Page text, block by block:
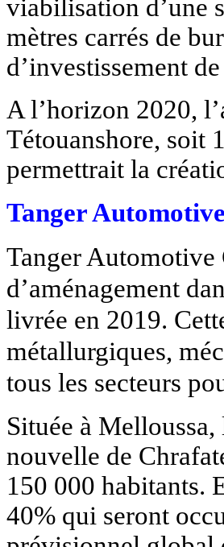
viabilisation d’une
mètres carrés de
d’investissement
A l’horizon 2020,
Tétouanshore, soit
permettrait la
Tanger
Tanger
d’aménagement
livrée en 2019.
métallurgiques,
tous les secteurs
Située à
nouvelle de
150 000 habitants.
40% qui seront